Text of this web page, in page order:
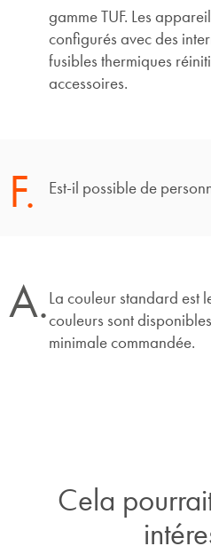
gamme TUF. Les
configurés avec des
fusibles thermiques
accessoires.
F. Est-il possible de
A.La couleur standard est
couleurs sont
minimale commandée.
Cela